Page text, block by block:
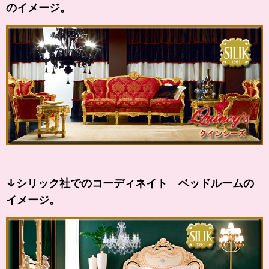
のイメージ。
↓シリック社でのコーディネイト ベッドルームの
イメージ。